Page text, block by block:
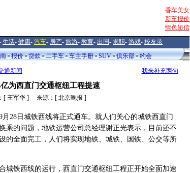
香车美女
新车报价
情色短信
生活- 健康- 汽车- 房产- 旅游- 教育- 出国- 求职- 游戏- 校友录
报价 贷款 二手车 车主手册 SUV 俱乐部 约会
通新闻 我来补充两句
亿为西直门交通枢纽工程提速
[ 王军华 ] 来源：[ 北京晚报 ]
日城铁西线将正式通车。就人们关心的城铁西直门
乘的问题，地铁运营公司总经理谢正光表示，目前还不
的全面完工，人们将实现地铁、城铁、国铁、公交等所
铁西线的运行，西直门交通枢纽工程正开始全面加速